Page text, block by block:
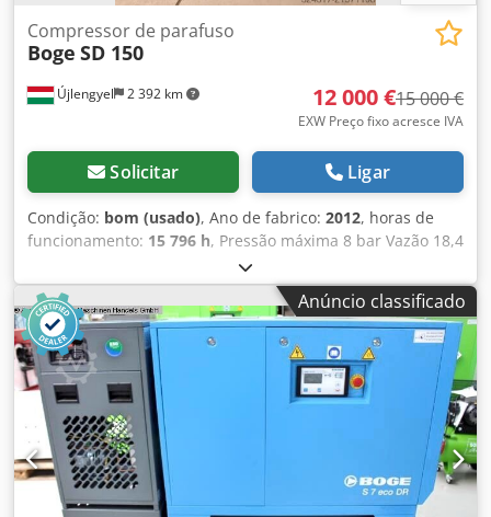
Újlengyel 2 392 km
Compressor de parafuso
Boge SD 150
12 000 €15 000 €
EXW Preço fixo acresce IVA
Solicitar Ligar
Condição: bom (usado), Ano de fabrico: 2012, horas de
funcionamento: 15 796 h, Pressão máxima 8 bar Vazão 18,4
m3/h Potência nominal 110 kW Tensão de rede do
compressor 400 V / 50 Hz Tensão de rede do secador 400 V
/ 50 Hz Dodpfx Asy Tui Tjgxock O compressor foi mantido
regularmente, fora de operação há 2 anos.
Anúncio classificado